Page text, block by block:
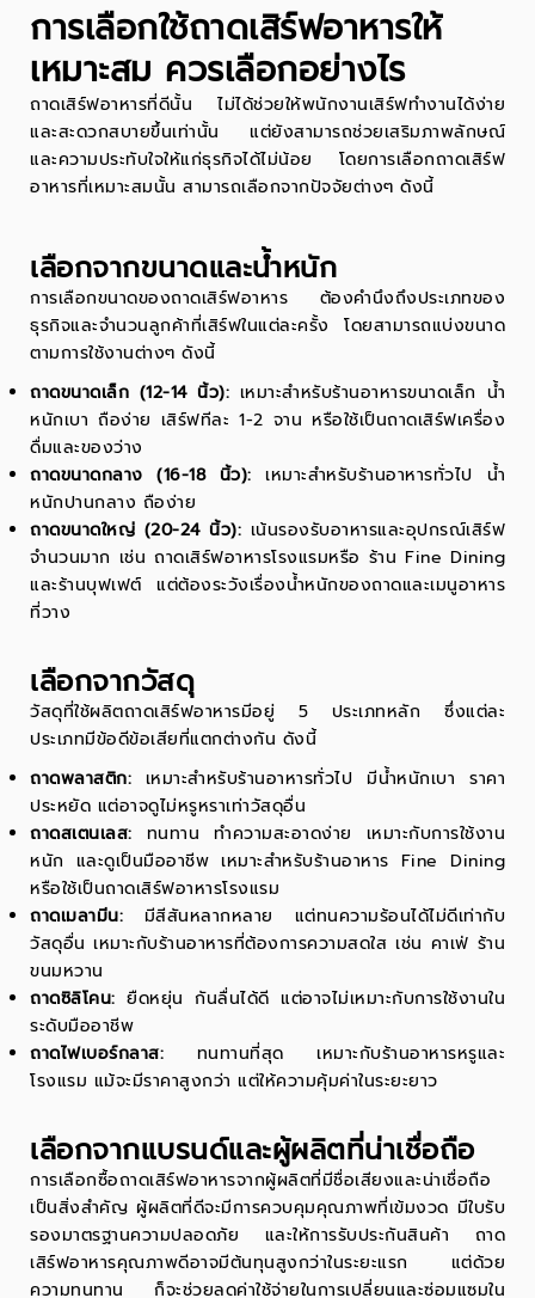
การเลือกใช้ถาดเสิร์ฟอาหารให้
เหมาะสม ควรเลือกอย่างไร
ถาดเสิร์ฟอาหารที่ดีนั้น ไม่ได้ช่วยให้พนักงานเสิร์ฟทำงานได้ง่าย
และสะดวกสบายขึ้นเท่านั้น แต่ยังสามารถช่วยเสริมภาพลักษณ์
และความประทับใจให้แก่ธุรกิจได้ไม่น้อย โดยการเลือกถาดเสิร์ฟ
อาหารที่เหมาะสมนั้น สามารถเลือกจากปัจจัยต่างๆ ดังนี้
เลือกจากขนาดและน้ำหนัก
การเลือกขนาดของถาดเสิร์ฟอาหาร ต้องคำนึงถึงประเภทของ
ธุรกิจและจำนวนลูกค้าที่เสิร์ฟในแต่ละครั้ง โดยสามารถแบ่งขนาด
ตามการใช้งานต่างๆ ดังนี้
ถาดขนาดเล็ก (12-14 นิ้ว): เหมาะสำหรับร้านอาหารขนาดเล็ก น้ำ
หนักเบา ถือง่าย เสิร์ฟทีละ 1-2 จาน หรือใช้เป็นถาดเสิร์ฟเครื่อง
ดื่มและของว่าง
ถาดขนาดกลาง (16-18 นิ้ว):เหมาะสำหรับร้านอาหารทั่วไป น้ำ
หนักปานกลาง ถือง่าย
ถาดขนาดใหญ่ (20-24 นิ้ว): เน้นรองรับอาหารและอุปกรณ์เสิร์ฟ
จำนวนมาก เช่น ถาดเสิร์ฟอาหารโรงแรมหรือ ร้าน Fine Dining
และร้านบุฟเฟต์ แต่ต้องระวังเรื่องน้ำหนักของถาดและเมนูอาหาร
ที่วาง
เลือกจากวัสดุ
วัสดุที่ใช้ผลิตถาดเสิร์ฟอาหารมีอยู่ 5 ประเภทหลัก ซึ่งแต่ละ
ประเภทมีข้อดีข้อเสียที่แตกต่างกัน ดังนี้
ถาดพลาสติก: เหมาะสำหรับร้านอาหารทั่วไป มีน้ำหนักเบา ราคา
ประหยัด แต่อาจดูไม่หรูหราเท่าวัสดุอื่น
ถาดสเตนเลส: ทนทาน ทำความสะอาดง่าย เหมาะกับการใช้งาน
หนัก และดูเป็นมืออาชีพ เหมาะสำหรับร้านอาหาร Fine Dining
หรือใช้เป็นถาดเสิร์ฟอาหารโรงแรม
ถาดเมลามีน: มีสีสันหลากหลาย แต่ทนความร้อนได้ไม่ดีเท่ากับ
วัสดุอื่น เหมาะกับร้านอาหารที่ต้องการความสดใส เช่น คาเฟ่ ร้าน
ขนมหวาน
ถาดซิลิโคน: ยืดหยุ่น กันลื่นได้ดี แต่อาจไม่เหมาะกับการใช้งานใน
ระดับมืออาชีพ
ถาดไฟเบอร์กลาส: ทนทานที่สุด เหมาะกับร้านอาหารหรูและ
โรงแรม แม้จะมีราคาสูงกว่า แต่ให้ความคุ้มค่าในระยะยาว
เลือกจากแบรนด์และผู้ผลิตที่น่าเชื่อถือ
การเลือกซื้อถาดเสิร์ฟอาหารจากผู้ผลิตที่มีชื่อเสียงและน่าเชื่อถือ
เป็นสิ่งสำคัญ ผู้ผลิตที่ดีจะมีการควบคุมคุณภาพที่เข้มงวด มีใบรับ
รองมาตรฐานความปลอดภัย และให้การรับประกันสินค้า ถาด
เสิร์ฟอาหารคุณภาพดีอาจมีต้นทุนสูงกว่าในระยะแรก แต่ด้วย
ความทนทาน ก็จะช่วยลดค่าใช้จ่ายในการเปลี่ยนและซ่อมแซมใน